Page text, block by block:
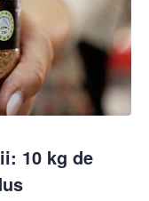
10 kg de